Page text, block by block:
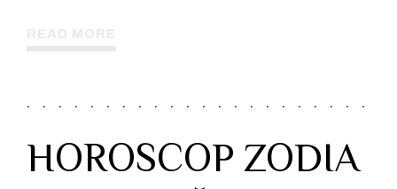
HOROSCOP ZODIA